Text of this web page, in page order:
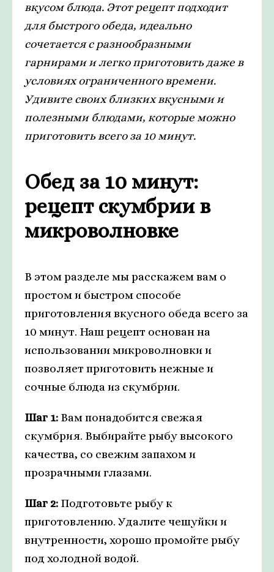
вкусом блюда. Этот рецепт подходит
для быстрого обеда, идеально
сочетается с разнообразными
гарнирами и легко приготовить даже в
условиях ограниченного времени.
Удивите своих близких вкусными и
полезными блюдами, которые можно
приготовить всего за 10 минут.
Обед за 10 минут:
рецепт скумбрии в
микроволновке
В этом разделе мы расскажем вам о
простом и быстром способе
приготовления вкусного обеда всего за
10 минут. Наш рецепт основан на
использовании микроволновки и
позволяет приготовить нежные и
сочные блюда из скумбрии.
Шаг 1: Вам понадобится свежая
скумбрия. Выбирайте рыбу высокого
качества, со свежим запахом и
прозрачными глазами.
Шаг 2: Подготовьте рыбу к
приготовлению. Удалите чешуйки и
внутренности, хорошо промойте рыбу
под холодной водой.